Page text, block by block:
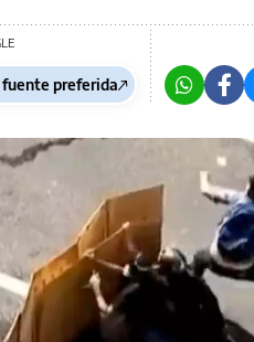
preferida